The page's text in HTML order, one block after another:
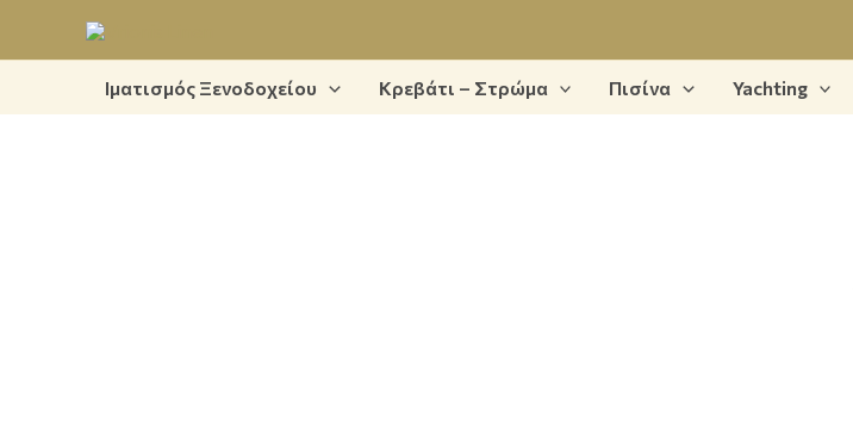
Ιματισμός Ξενοδοχείου Κρεβάτι – Στρώμα Πισίνα Yachting